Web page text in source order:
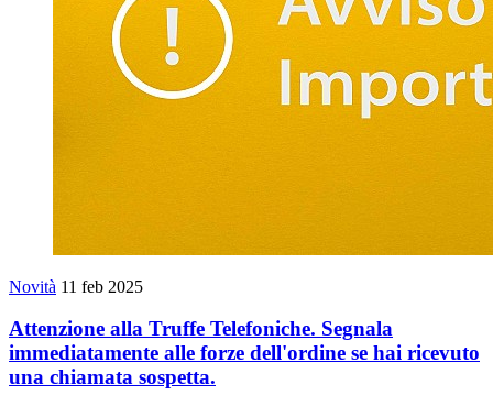
Novità 11 feb 2025
Attenzione alla Truffe Telefoniche. Segnala
immediatamente alle forze dell'ordine se hai ricevuto
una chiamata sospetta.